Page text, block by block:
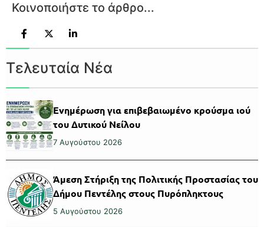
Κοινοποιήστε το άρθρο...
Τελευταία Νέα
Ενημέρωση για επιβεβαιωμένο κρούσμα ιού
του Δυτικού Νείλου
7 Αυγούστου 2026
Άμεση Στήριξη της Πολιτικής Προστασίας του
Δήμου Πεντέλης στους Πυρόπληκτους
5 Αυγούστου 2026